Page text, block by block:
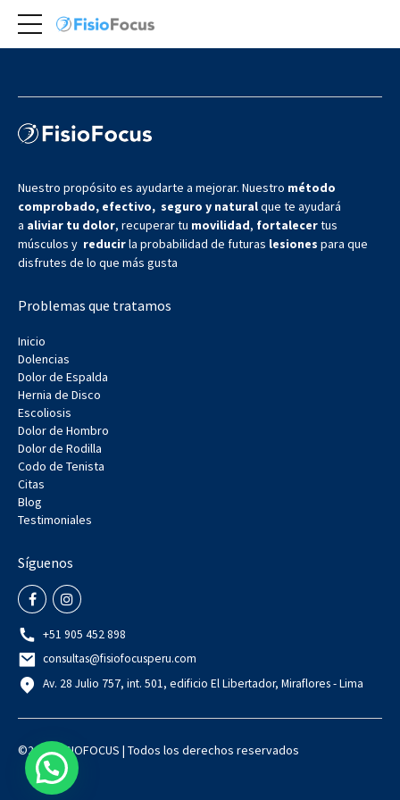
Nuestro propósito es ayudarte a mejorar. Nuestro método
comprobado, efectivo, seguro y naturalque te ayudará
a aliviar tu dolor, recuperar tu movilidad, fortalecertus
músculos y reducirla probabilidad de futuras lesiones para que
disfrutes de lo que más gusta
Problemas que tratamos
Inicio
Dolencias
Dolor de Espalda
Hernia de Disco
Escoliosis
Dolor de Hombro
Dolor de Rodilla
Codo de Tenista
Citas
Blog
Testimoniales
Síguenos
+51 905 452 898
consultas@fisiofocusperu.com
Av. 28 Julio 757, int. 501, edificio El Libertador, Miraflores - Lima
©2022 FISIOFOCUS | Todos los derechos reservados